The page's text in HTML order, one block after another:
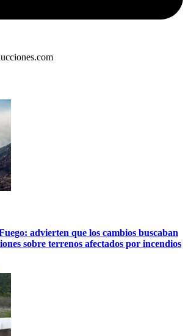
advierten que los cambios buscaban
sobre terrenos afectados por incendios